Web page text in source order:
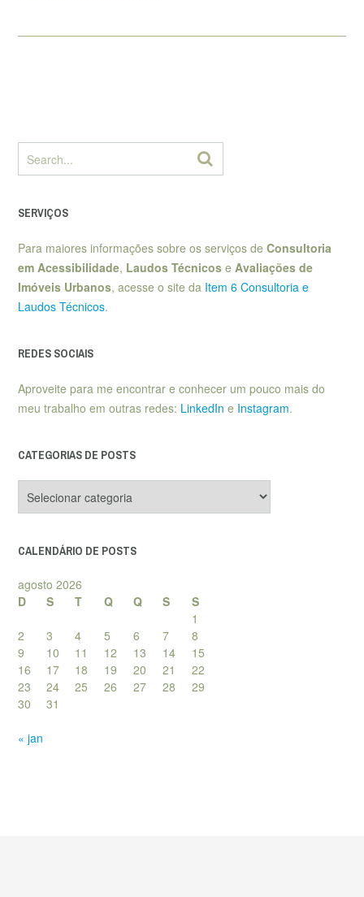
SERVIÇOS
Para maiores informações sobre os serviços de Consultoria
em Acessibilidade, Laudos Técnicos e Avaliações de
Imóveis Urbanos, acesse o site da Item 6 Consultoria e
Laudos Técnicos.
REDES SOCIAIS
Aproveite para me encontrar e conhecer um pouco mais do
meu trabalho em outras redes: LinkedIn e Instagram.
CATEGORIAS DE POSTS
de
CALENDÁRIO DE POSTS
agosto 2026
D
S T Q Q S
S
1
2
3 4 5 6 7
8
9
10 11 12 13 14
15
16
17 18 19 20 21
22
23
24 25 26 27 28
29
30
31
« jan